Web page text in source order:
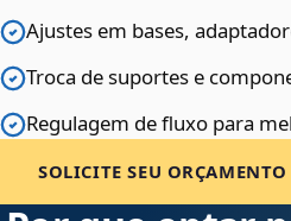
Ajustes em bases,
Troca de suportes e
Regulagem de fluxo para
SOLICITE SEU ORÇAMENTO